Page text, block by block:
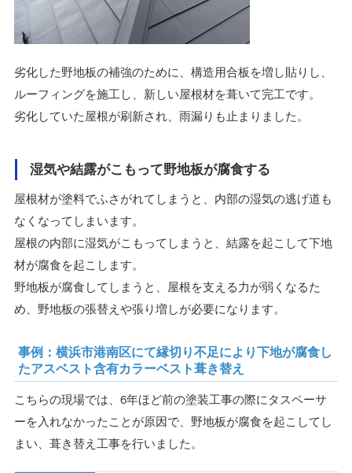
劣化した野地板の補強のために、構造用合板を増し貼りし、
ルーフィングを施工し、新しい屋根材を葺いて完工です。
劣化していた屋根が刷新され、雨漏りも止まりました。
湿気や結露がこもって野地板が腐食する
屋根材が塗料でふさがれてしまうと、内部の湿気の逃げ道も
なくなってしまいます。
屋根の内部に湿気がこもってしまうと、結露を起こして下地
材が腐食を起こします。
野地板が腐食してしまうと、屋根を支える力が弱くなるた
め、野地板の張替えや張り増しが必要になります。
事例：横浜市港南区にて縁切り不足により下地が腐食し
たアスベスト含有カラーベスト葺き替え
こちらの現場では、6年ほど前の塗装工事の際にタスペーサ
ーを入れなかったことが原因で、野地板が腐食を起こしてし
まい、葺き替え工事を行いました。